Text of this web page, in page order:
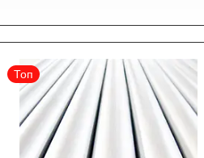
Топ